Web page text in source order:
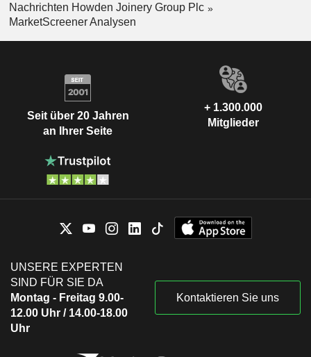
Nachrichten Howden Joinery Group Plc
MarketScreener Analysen
Seit über 20 Jahren
an Ihrer Seite
+ 1.300.000
Mitglieder
UNSERE EXPERTEN
SIND FÜR SIE DA
Montag - Freitag 9.00-
12.00 Uhr / 14.00-18.00
Uhr
Kontaktieren Sie uns